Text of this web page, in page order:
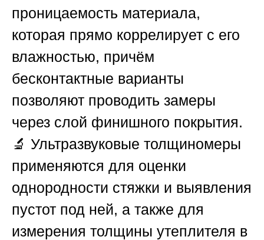
проницаемость материала,
которая прямо коррелирует с его
влажностью, причём
бесконтактные варианты
позволяют проводить замеры
через слой финишного покрытия.
🔬 Ультразвуковые толщиномеры
применяются для оценки
однородности стяжки и выявления
пустот под ней, а также для
измерения толщины утеплителя в